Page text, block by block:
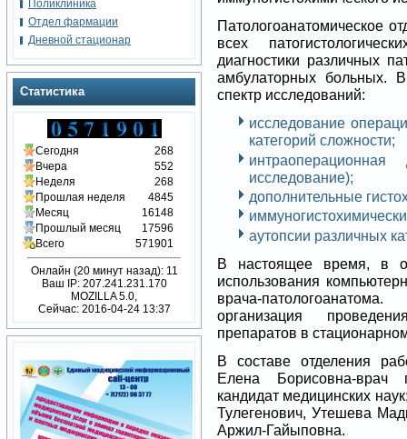
Поликлиника
Отдел фармации
Дневной стационар
Статистика
Сегодня
268
Вчера
552
Неделя
268
Прошлая неделя
4845
Месяц
16148
Прошлый месяц
17596
Всего
571901
Онлайн (20 минут назад): 11
Ваш IP: 207.241.231.170
MOZILLA 5.0,
Сейчас: 2016-04-24 13:37
Патологоанатомическое
всех
диагностики различных
амбулаторных больных.
спектр исследований:
исследование
категорий сложности;
интраоперационная
исследование);
дополнительные
аутопсии различных
В настоящее время, в
использования
врача-
организация
препаратов в
В составе отделения
Елена Борисовна-врач
кандидат
Тулегенович, Утешева
Аржил-Гайыповна.